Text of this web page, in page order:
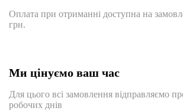
Оплата при отриманні доступна на
грн.
Ми цінуємо ваш час
Для цього всі замовлення відправляємо
робочих днів